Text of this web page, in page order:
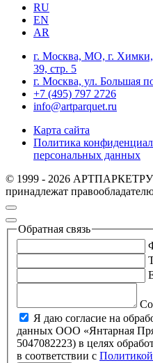
RU
EN
AR
г. Москва, МО, г. Химки,
39, стр. 5
г. Москва, ул. Большая
+7 (495) 797 2726
info@artparquet.ru
Карта сайта
Политика
персональных данных
© 1999 - 2026 АРТПАРКЕТРУ
принадлежат
Обратная связь
Я даю согласие на
данных ООО «Янтарная
5047082223) в целях обработки запроса и обратной связи,
в соответствии с